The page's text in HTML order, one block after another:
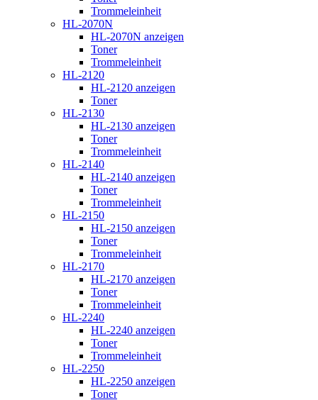
Trommeleinheit
HL-2070N
HL-2070N anzeigen
Toner
Trommeleinheit
HL-2120
HL-2120 anzeigen
Toner
HL-2130
HL-2130 anzeigen
Toner
Trommeleinheit
HL-2140
HL-2140 anzeigen
Toner
Trommeleinheit
HL-2150
HL-2150 anzeigen
Toner
Trommeleinheit
HL-2170
HL-2170 anzeigen
Toner
Trommeleinheit
HL-2240
HL-2240 anzeigen
Toner
Trommeleinheit
HL-2250
HL-2250 anzeigen
Toner